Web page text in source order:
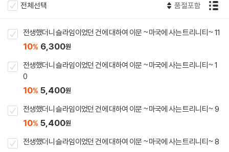
전체선택 품절포함
전생했더니 슬라임이었던 건에 대하여 이문 ~마국에 사는 트리니티~ 11
10% 6,300원
전생했더니 슬라임이었던 건에 대하여 이문 ~마국에 사는 트리니티~ 1
0
10% 5,400원
전생했더니 슬라임이었던 건에 대하여 이문 ~마국에 사는 트리니티~ 9
10% 5,400원
전생했더니 슬라임이었던 건에 대하여 이문 ~마국에 사는 트리니티~ 8